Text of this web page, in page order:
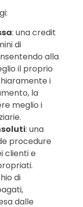
: una credit
di
alla
il proprio
i
la
meglio i
: una
procedure
clienti e
di
dalle